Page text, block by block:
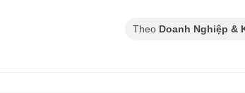
Theo Doanh Nghiệp &